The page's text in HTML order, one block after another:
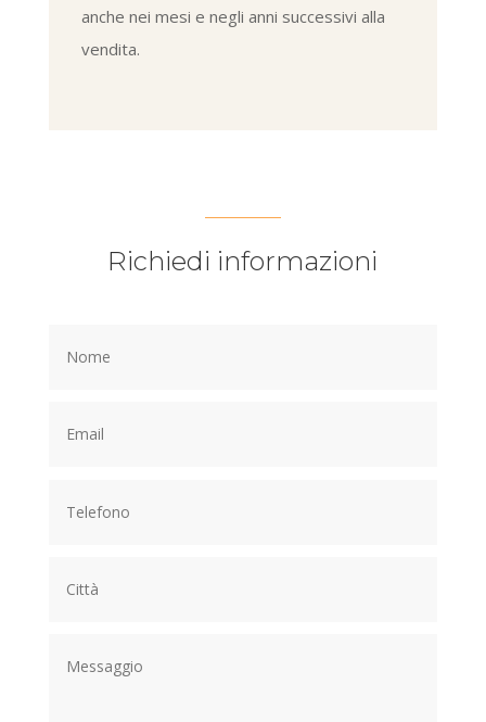
anche nei mesi e negli anni successivi alla
vendita.
Richiedi informazioni